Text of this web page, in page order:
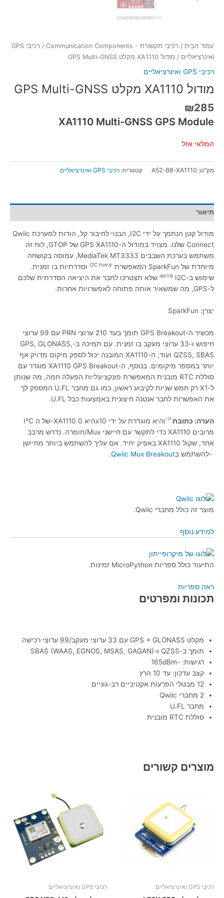
עמוד הבית / רכיבי תקשורת - Communication Components /
רכיבי GPS
ואינרציאליים / מודול XA1110 מקלט GPS Multi-GNSS
רכיבי GPS ואינרציאליים
מודול XA1110 מקלט GPS Multi-GNSS
₪285
XA1110 Multi-GNSS GPS Module
המלאי אזל
מק"ט: A52-B8-XA1110 קטגוריה: רכיבי GPS ואינרציאליים
תיאור
מודול קטן הנתמך על ידי I2C, הבנוי לחיבור קל, הודות למערכת Qwiic
Connect שלנו. מצויד במודול ה-GPS XA1110 של GTOP, לוח זה
משתמש בערכת השבבים MediaTek MT3333, עמוסה בקושחה
מיוחדת של SparkFun המאפשרת
יציאות I2C וסדרתיות בו זמנית.
שימוש ב-I2C
פירושו שלא תצטרכו לחבר את היציאה הסדרתית שלכם
ל-GPS, מה שמשאיר אותה פתוחה לאפשרויות אחרות.
יצרן: SparkFun
מכשיר ה-GPS Breakout תומך בעד 210 ערוצי PRN עם 99 ערוצי
חיפוש ו-33 ערוצי מעקב בו זמנית. עם תמיכה ב-GPS, GLONASS,
QZSS, SBAS ועוד, ה-XA1110 המובנה יכול לספק מיקום מדויק אף
יותר במספר מיקומים. בנוסף, ה-XA1110 GPS Breakout מוגדר עם
סוללת RTC מובנית המאפשרת פונקציונליות הפעלה חמה, מה שנותן
ל-X1 רק חמש שניות לקיבוע ראשון, כמו גם מחבר U.FL המספק לך
את האפשרות לחבר אנטנה חיצונית באמצעות כבל U.FL.
הערה: כתובת ה-
I²C של ה-XA1110 היא 0x10 והיא מוגדרת על ידי
חומרה. נדרש מרבב/Mux כדי לתקשר עם חיישני XA1110 מרובים
באפיק יחיד. אם עליך להשתמש ביותר מחיישן XA1110 אחד, שקול
להשתמש ב-
Qwiic Mux Breakout
.
מוצר זה כולל מחברי Qwiic.
למידע נוסף
התיעוד כולל ספריות MicroPython זמינות.
ראה ספריות
תכונות ומפרטים
מקלט GPS + GLONASS עם 33 ערוצי מעקב/99 ערוצי רכישה
תומך ב-QZSS ו-SBAS (WAAS, EGNOS, MSAS, GAGAN)
רגישות: -165dBm
קצב עדכון: עד 10 הרץ
12 מבטלי הפרעות אקטיביים רב-גוניים
2 מחברי Qwiic
מחבר U.FL
סוללת RTC מובנית
מוצרים קשורים
רכיבי GPS ואינרציאליים רכיבי GPS ואינרציאליים